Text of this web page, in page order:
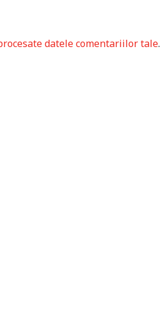
datele comentariilor tale.